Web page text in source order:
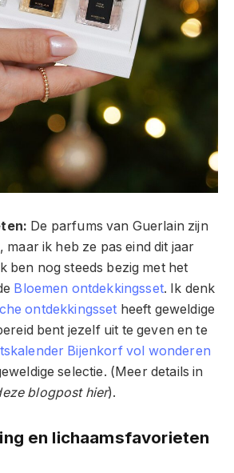
De parfums van Guerlain zijn
maar ik heb ze pas eind dit jaar
ben nog steeds bezig met het
Bloemen ontdekkingsset. Ik denk
ontdekkingsset heeft geweldige
bent jezelf uit te geven en te
Bijenkorf vol wonderen
selectie. (Meer details in
blogpost hier).
en lichaamsfavorieten